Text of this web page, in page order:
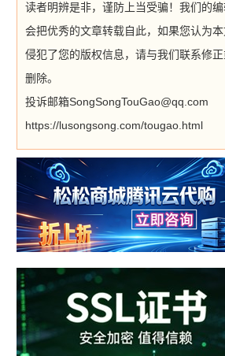
读者明辨是非，谨防上当受骗！我们的
会把优秀的文章转载自此，如果您认为
侵犯了您的版权信息，请与我们联系修
删除。
投诉邮箱SongSongTouGao@qq.com
https://lusongsong.com/tougao.html